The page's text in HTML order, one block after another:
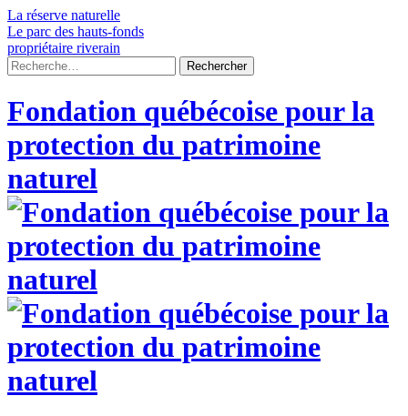
Skip
to
content
La réserve naturelle
Le parc des hauts-fonds
propriétaire riverain
Rechercher :
Fondation québécoise pour la
protection du patrimoine
naturel